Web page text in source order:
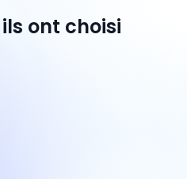
ont choisi